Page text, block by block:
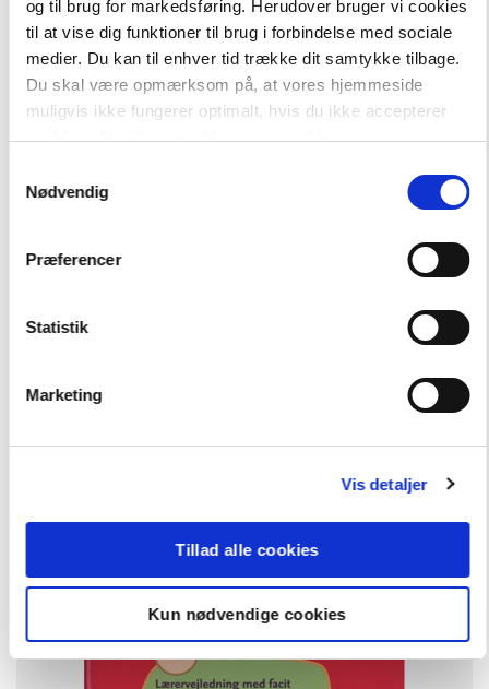
og til brug for markedsføring. Herudover bruger vi cookies
til at vise dig funktioner til brug i forbindelse med sociale
medier. Du kan til enhver tid trække dit samtykke tilbage.
Du skal være opmærksom på, at vores hjemmeside
muligvis ikke fungerer optimalt, hvis du ikke accepterer
cookies eller tilbagetrækker et samtykke.
Nødvendig
Præferencer
Statistik
Marketing
Vis detaljer
Tillad alle cookies
Kun nødvendige cookies
Connect
Alt til Connect 7. klasse
Hent flere
Andre har også købt
FAG